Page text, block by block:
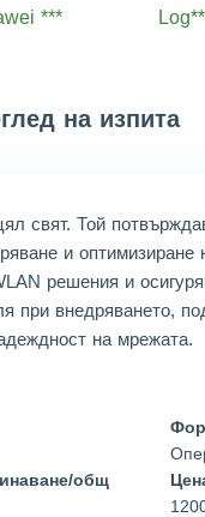
*** Seb***
*** Sam***
***
на изпита
свят. Той
и
решения и
при внедряването,
на мрежата.
общ